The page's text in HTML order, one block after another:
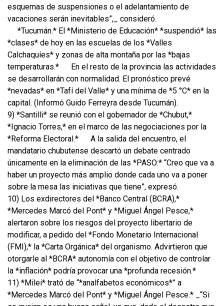
esquemas de suspensiones o el adelantamiento de
vacaciones serán inevitables”,_ consideró.
*Tucumán.* El *Ministerio de Educación* *suspendió* las
*clases* de hoy en las escuelas de los *Valles
Calchaquíes* y zonas de alta montaña por las *bajas
temperaturas.*
En el resto de la provincia las actividades
se desarrollarán con normalidad. El pronóstico prevé
*nevadas* en *Tafí del Valle* y una mínima de *5 °C* en la
capital. (Informó Guido Ferreyra desde Tucumán).
9) *Santilli* se reunió con el gobernador de *Chubut,*
*Ignacio Torres,* en el marco de las negociaciones por la
*Reforma Electoral.*
A la salida del encuentro, el
mandatario chubutense descartó un debate centrado
únicamente en la eliminación de las *PASO:* “Creo que va a
haber un proyecto más amplio donde cada uno va a poner
sobre la mesa las iniciativas que tiene”, expresó.
10) Los exdirectores del *Banco Central (BCRA),*
*Mercedes Marcó del Pont* y *Miguel Ángel Pesce,*
alertaron sobre los riesgos del proyecto libertario de
modificar, a pedido del *Fondo Monetario Internacional
(FMI),* la *Carta Orgánica* del organismo. Advirtieron que
otorgarle al *BCRA* autonomía con el objetivo de controlar
la *inflación* podría provocar una *profunda recesión.*
11) *Milei* trató de “*analfabetos económicos*” a
*Mercedes Marcó del Pont* y *Miguel Ángel Pesce.* _“Si